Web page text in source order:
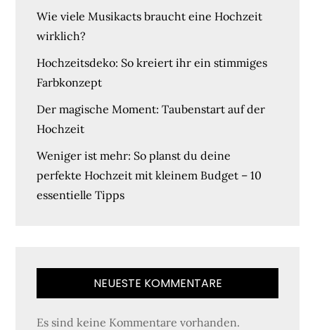
Wie viele Musikacts braucht eine Hochzeit
wirklich?
Hochzeitsdeko: So kreiert ihr ein stimmiges
Farbkonzept
Der magische Moment: Taubenstart auf der
Hochzeit
Weniger ist mehr: So planst du deine
perfekte Hochzeit mit kleinem Budget – 10
essentielle Tipps
NEUESTE KOMMENTARE
Es sind keine Kommentare vorhanden.